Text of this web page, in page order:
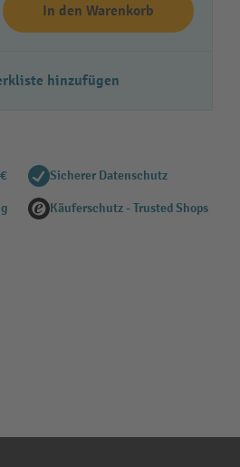
In den Warenkorb
hinzufügen
Sicherer Datenschutz
Käuferschutz - Trusted Shops